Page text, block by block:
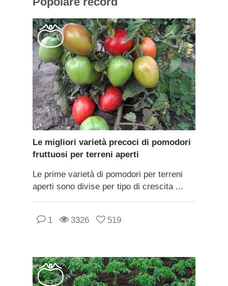
Le migliori varietà precoci di pomodori
fruttuosi per terreni aperti
Le prime varietà di pomodori per terreni
aperti sono divise per tipo di crescita ...
1 3326 519